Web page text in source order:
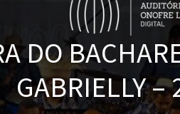
DO
GABRIELLY –